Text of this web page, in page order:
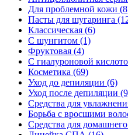
Для проблемной кожи
Пасты для шугаринга
Классическая (6)
С шунгитом (1)
Фруктовая (4)
C гиалуроновой
Косметика (69)
Уход до депиляции (6)
Уход после депиляции
Средства для
Борьба с вросшими
Средства для